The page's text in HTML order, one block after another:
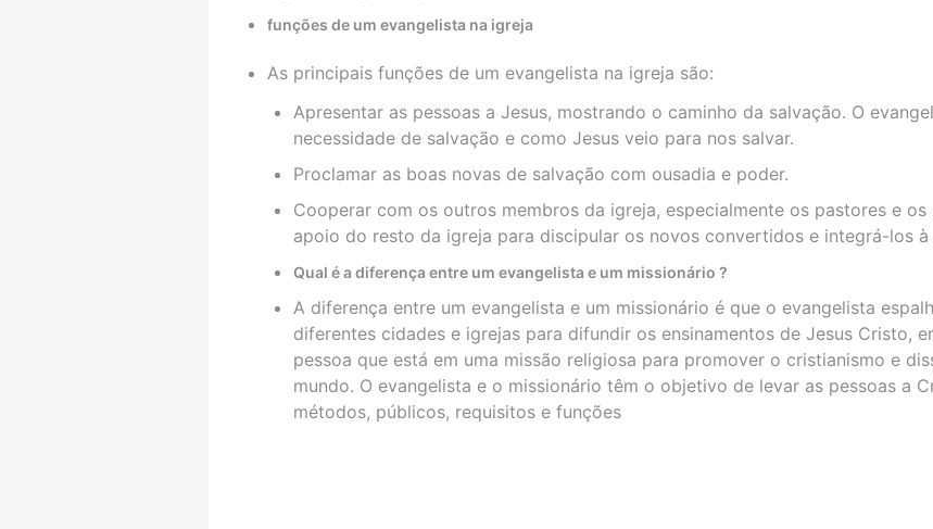
funções de um evangelista na igreja
As principais funções de um evangelista na igreja são:
Apresentar as pessoas a Jesus, mostrando o caminho da salvação. O
necessidade de salvação e como Jesus veio para nos salvar.
Proclamar as boas novas de salvação com ousadia e poder.
Cooperar com os outros membros da igreja, especialmente os pastores e
apoio do resto da igreja para discipular os novos convertidos e integrá-los
Qual é a diferença entre um evangelista e um missionário ?
A diferença entre um evangelista e um missionário é que o evangelista
diferentes cidades e igrejas para difundir os ensinamentos de Jesus Cristo,
pessoa que está em uma missão religiosa para promover o cristianismo e
mundo. O evangelista e o missionário têm o objetivo de levar as pessoas a
métodos, públicos, requisitos e funções